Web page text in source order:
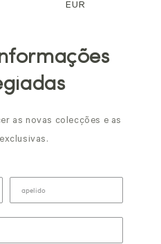
EUR
as novas colecções e as